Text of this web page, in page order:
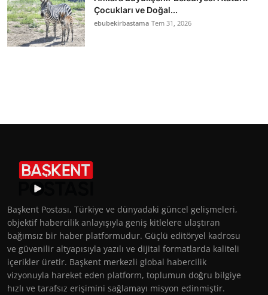
Çocukları ve Doğal...
ebubekirbastama Tem 31, 2026
Başkent Postası, Türkiye ve dünyadaki güncel gelişmeleri,
objektif habercilik anlayışıyla geniş kitlelere ulaştıran
bağımsız bir haber platformudur. Güçlü editöryel kadrosu
ve güvenilir altyapısıyla yazılı ve dijital formatlarda kaliteli
içerikler üretir. Başkent merkezli global habercilik
vizyonuyla hareket eden platform, toplumun doğru bilgiye
hızlı ve tarafsız erişimini sağlamayı misyon edinmiştir.